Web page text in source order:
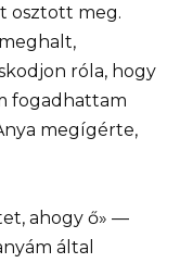
osztott meg.
róla, hogy
fogadhattam
megígérte,
ahogy ő» —
által